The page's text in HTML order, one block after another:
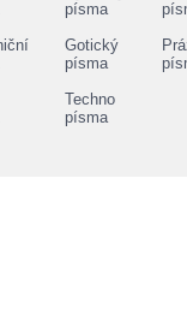
písma
Gotický
písma
Techno
písma